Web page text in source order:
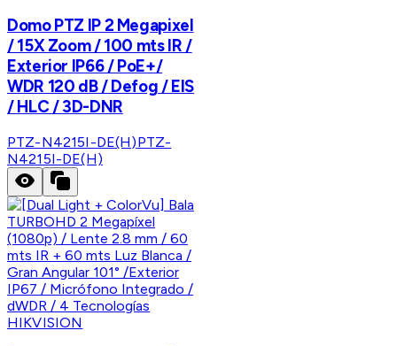
Domo PTZ IP 2 Megapixel
/ 15X Zoom / 100 mts IR /
Exterior IP66 / PoE+/
WDR 120 dB / Defog / EIS
/ HLC / 3D-DNR
PTZ-N4215I-DE(H)PTZ-
N4215I-DE(H)
HIKVISION